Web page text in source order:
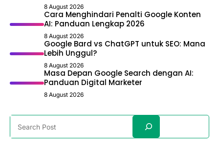
8 August 2026
Cara Menghindari Penalti Google Konten
AI: Panduan Lengkap 2026
8 August 2026
Google Bard vs ChatGPT untuk SEO: Mana
Lebih Unggul?
8 August 2026
Masa Depan Google Search dengan AI:
Panduan Digital Marketer
8 August 2026